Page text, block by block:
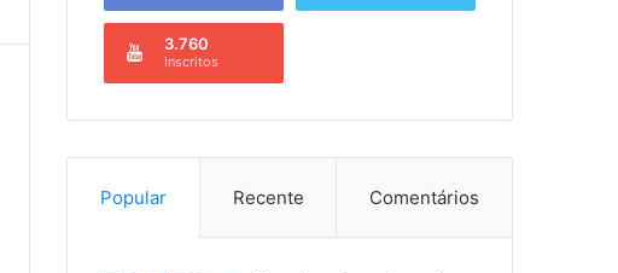
3.760
Inscritos
Popular Recente Comentários